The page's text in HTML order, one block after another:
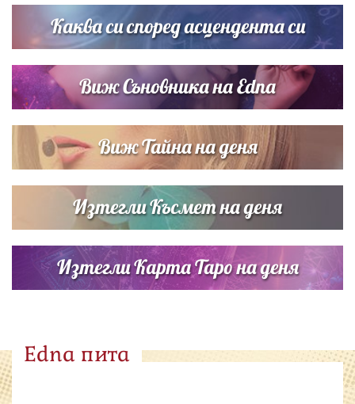
Каква си според асцендента си
Виж Съновника на Edna
Виж Тайна на деня
Изтегли Късмет на деня
Изтегли Карта Таро на деня
Edna пита